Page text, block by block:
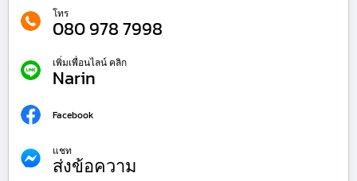
โทร
080 978 7998
เพิ่มเพื่อนไลน์ คลิก
Narin
Facebook
แชท
ส่งข้อความ